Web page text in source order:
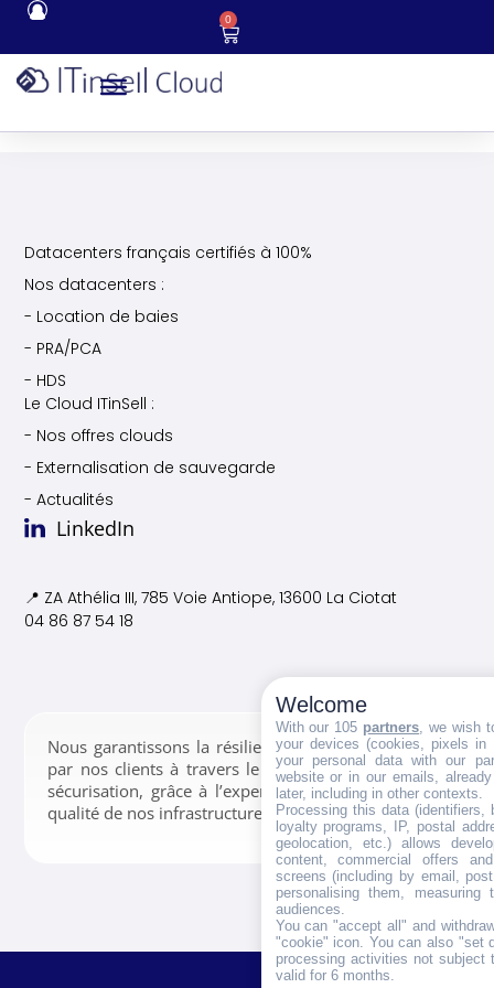
0
Datacenters français certifiés à 100%
Nos datacenters :
- Location de baies
- PRA/PCA
- HDS
Le Cloud ITinSell :
- Nos offres clouds
- Externalisation de sauvegarde
- Actualités
LinkedIn
📍 ZA Athélia III, 785 Voie Antiope, 13600 La Ciotat
04 86 87 54 18
Nous garantissons la résilience des données confiées
par nos clients à travers le stockage, la gestion et la
sécurisation, grâce à l’expertise de nos équipes et la
qualité de nos infrastructures.
Welcome
With our 105 partners , we wish
your devices (cookies, pixels
your personal data with our
website or in our emails,
later, including in other contexts.
Processing this data (identifiers,
loyalty programs, IP, postal
geolocation, etc.) allows
content, commercial offers
screens (including by email,
personalising them, measuring
audiences.
You can "accept all" and
"cookie" icon . You can also "set
processing activities not subject
valid for 6 months.